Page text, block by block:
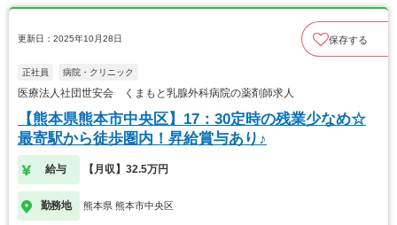
更新日：2025年10月28日 保存する
正社員 病院・クリニック
医療法人社団世安会 くまもと乳腺外科病院の薬剤師求人
【熊本県熊本市中央区】17：30定時の残業少なめ☆
最寄駅から徒歩圏内！昇給賞与あり♪
給与 【月収】32.5万円
勤務地 熊本県 熊本市中央区